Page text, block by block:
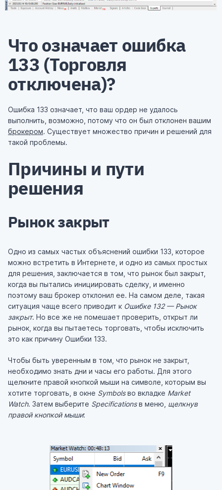
Что означает ошибка
133 (Торговля
отключена)?
Ошибка 133 означает, что ваш ордер не удалось
выполнить, возможно, потому что он был отклонен вашим
брокером. Существует множество причин и решений для
такой проблемы.
Причины и пути
решения
Рынок закрыт
Одно из самых частых объяснений ошибки 133, которое
можно встретить в Интернете, и одно из самых простых
для решения, заключается в том, что рынок был закрыт,
когда вы пытались инициировать сделку, и именно
поэтому ваш брокер отклонил ее. На самом деле, такая
ситуация чаще всего приводит к Ошибке 132 — Рынок
закрыт. Но все же не помешает проверить, открыт ли
рынок, когда вы пытаетесь торговать, чтобы исключить
это как причину Ошибки 133.
Чтобы быть уверенным в том, что рынок не закрыт,
необходимо знать дни и часы его работы. Для этого
щелкните правой кнопкой мыши на символе, которым вы
хотите торговать, в окне Symbolsво вкладке Market
Watch. Затем выберите Specificationsв меню, щелкнув
правой кнопкой мыши: